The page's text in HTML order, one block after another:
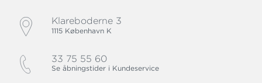
Klareboderne 3
1115 København K
33 75 55 60
Se åbningstider i Kundeservice